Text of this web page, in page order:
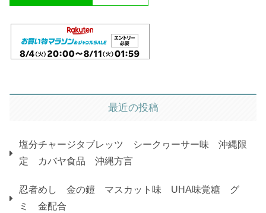
最近の投稿
塩分チャージタブレッツ シークヮーサー味 沖縄限
定 カバヤ食品 沖縄方言
忍者めし 金の鎧 マスカット味 UHA味覚糖 グ
ミ 金配合